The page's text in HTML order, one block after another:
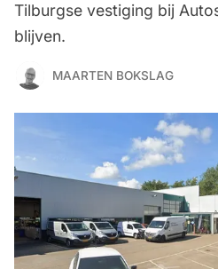
Tilburgse vestiging bij
blijven.
MAARTEN BOKSLAG